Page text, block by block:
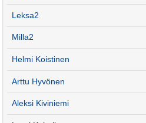
Leksa2
Milla2
Helmi Koistinen
Arttu Hyvönen
Aleksi Kiviniemi